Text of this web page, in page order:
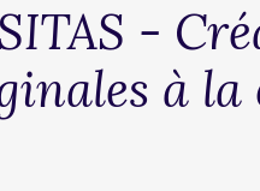
-
à la